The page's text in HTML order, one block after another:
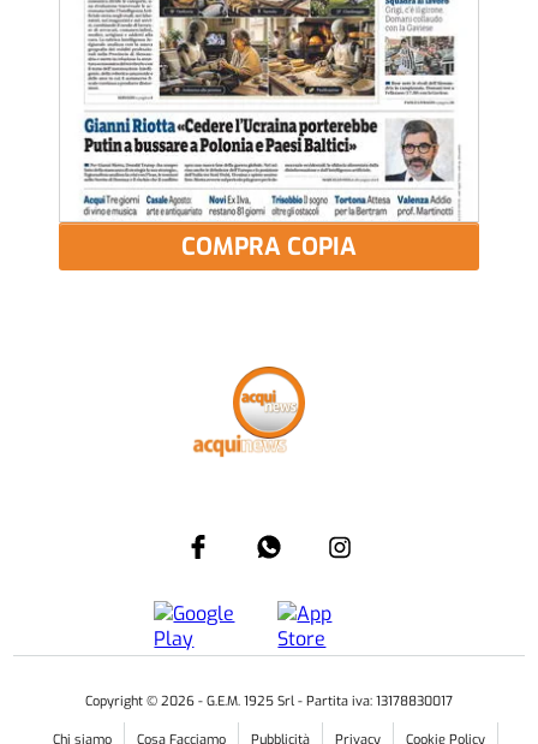
COMPRA COPIA
Copyright © 2026 - G.E.M. 1925 Srl - Partita iva: 13178830017
Chi siamo Cosa Facciamo Pubblicità Privacy Cookie Policy